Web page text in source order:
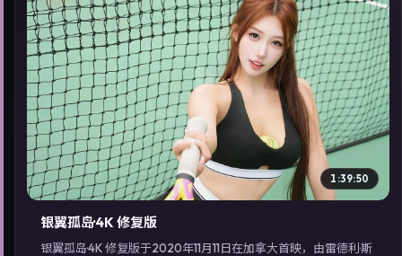
▶
1:39:50
银翼孤岛·4K 修复版
银翼孤岛·4K 修复版于2020年11月11日在加拿大首映，由雷德利·斯